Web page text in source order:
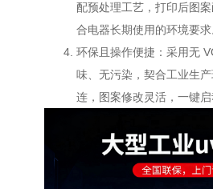
配预处理工艺，打印后图
合电器长期使用的环境要求
环保且操作便捷：采用无
味、无污染，契合工业生
连，图案修改灵活，一键启